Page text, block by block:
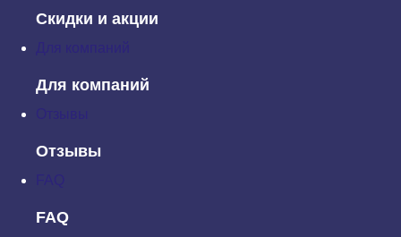
Скидки и акции
Для компаний
Отзывы
FAQ
лавсановых и полиамидных волокон в
чистом виде или в различных сочетаниях.
По выработке синтетические нити бывают:
шелковые нитки и обладают высокой
прочностью. Поэтому часто используются для
изготавливают из капрона(60К) или